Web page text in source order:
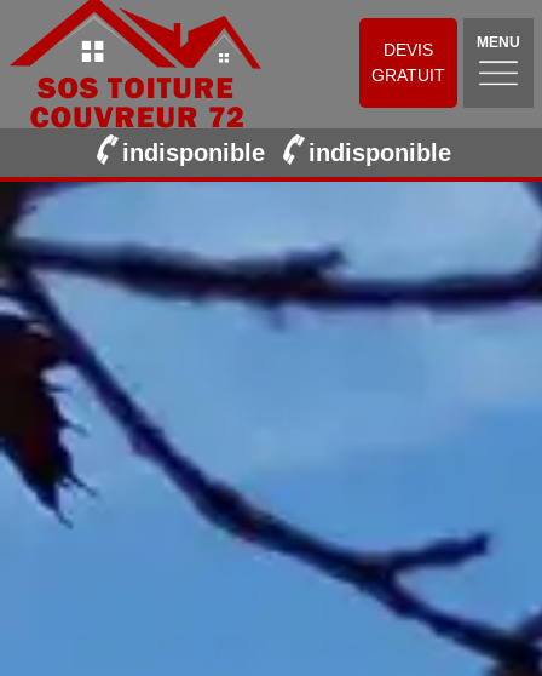
DEVIS
GRATUIT
MENU
indisponible indisponible